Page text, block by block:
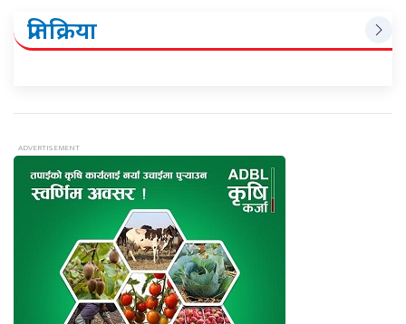
प्रतिक्रिया